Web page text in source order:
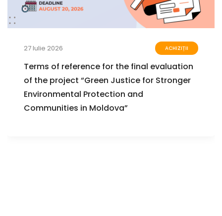
27 Iulie 2026 ACHIZIȚII
Terms of reference for the final evaluation
of the project “Green Justice for Stronger
Environmental Protection and
Communities in Moldova”